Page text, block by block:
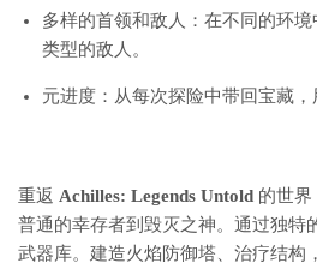
多样的首领和敌人：在不同的环
类型的敌人。
元进度：从每次探险中带回宝藏，
重返 Achilles: Legends Untold 的世界
普通的幸存者到毁灭之神。通过独特
武器库。建造火焰防御塔、治疗结构